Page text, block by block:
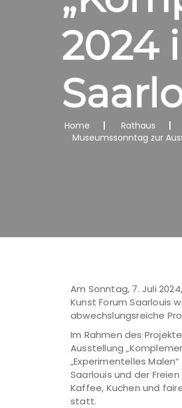
2024
Home Rathaus
Museumssonntag zur
Am Sonntag, 7. Juli
Kunst Forum Saarlouis
abwechslungsreiche
Im Rahmen des
Ausstellung
„Experimentelles
Saarlouis und der
Kaffee, Kuchen und
statt.